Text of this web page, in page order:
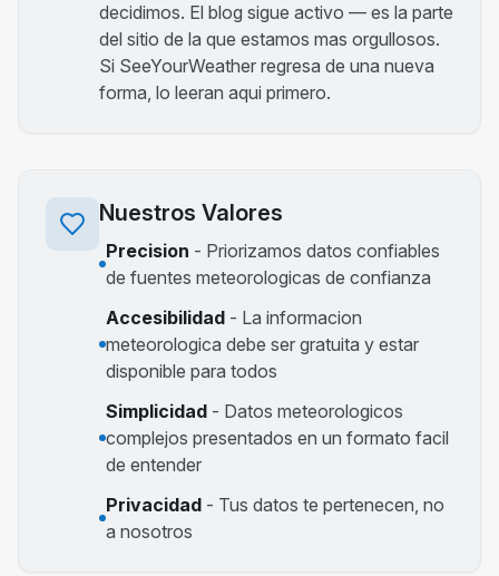
decidimos. El blog sigue activo — es la parte
del sitio de la que estamos mas orgullosos.
Si SeeYourWeather regresa de una nueva
forma, lo leeran aqui primero.
Nuestros Valores
Precision - Priorizamos datos confiables
de fuentes meteorologicas de confianza
Accesibilidad - La informacion
meteorologica debe ser gratuita y estar
disponible para todos
Simplicidad - Datos meteorologicos
complejos presentados en un formato facil
de entender
Privacidad - Tus datos te pertenecen, no
a nosotros